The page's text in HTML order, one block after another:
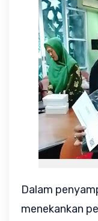
Dalam
menekankan